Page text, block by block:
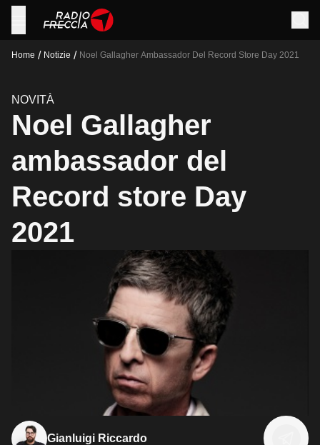
Home / Notizie / Noel Gallagher Ambassador Del Record Store Day 2021
NOVITÀ
Noel Gallagher
ambassador del
Record store Day
2021
Gianluigi Riccardo